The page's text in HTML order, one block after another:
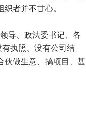
者并不甘心。
导、政法委书记、各
执照、没有公司结
伙做生意、搞项目、甚